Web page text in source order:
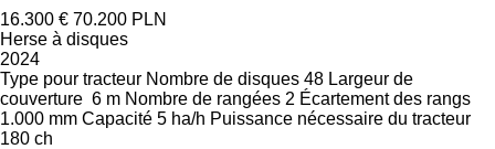
16.300 € 70.200 PLN
Herse à disques
2024
Type pour tracteur Nombre de disques 48 Largeur de
couverture 6 m Nombre de rangées 2 Écartement des rangs
1.000 mm Capacité 5 ha/h Puissance nécessaire du tracteur
180 ch